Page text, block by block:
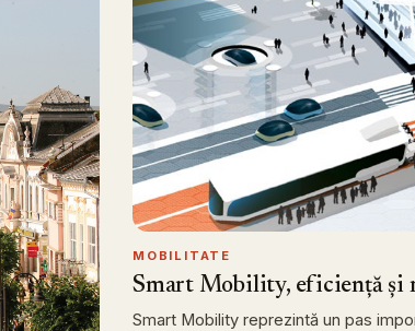
MOBILITATE
Smart Mobility, eficiență și
Smart Mobility reprezintă un pas